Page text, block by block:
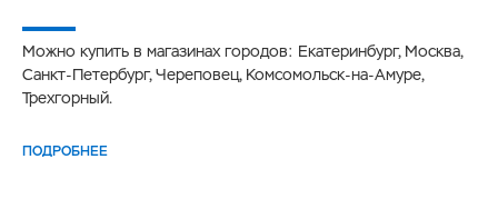
Можно купить в магазинах городов: Екатеринбург, Москва,
Санкт-Петербург, Череповец, Комсомольск-на-Амуре,
Трехгорный.
ПОДРОБНЕЕ